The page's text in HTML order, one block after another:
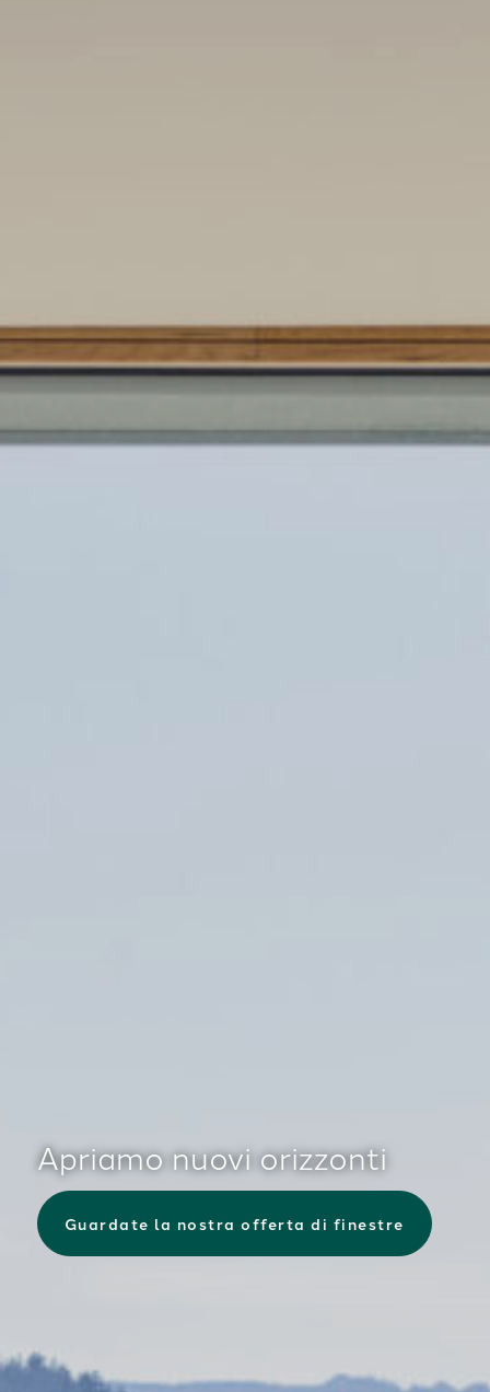
Apriamo nuovi orizzonti
Guardate la nostra offerta di finestre